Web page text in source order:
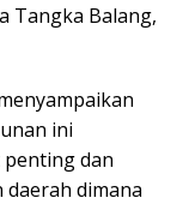
Tangka Balang,
ini
dan
dimana